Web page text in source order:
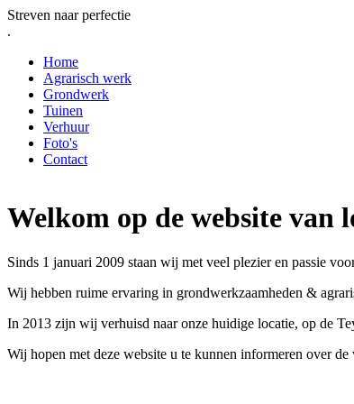
Streven naar perfectie
.
Home
Agrarisch werk
Grondwerk
Tuinen
Verhuur
Foto's
Contact
Welkom op de website van
Sinds 1 januari 2009 staan wij met veel plezier en passie
Wij hebben ruime ervaring in grondwerkzaamheden &
In 2013 zijn wij verhuisd naar onze huidige locatie, op de
Wij hopen met deze website u te kunnen informeren over